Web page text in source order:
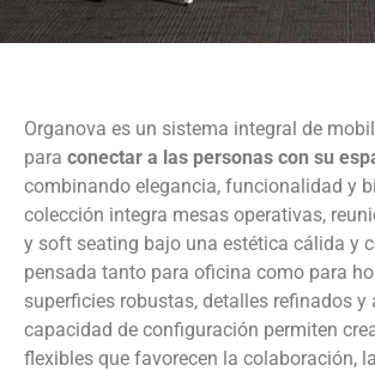
Organova es un sistema integral de
para conectar a las personas con su
combinando elegancia, funcionalidad y
colección integra mesas operativas,
y soft seating bajo una estética cálida y
pensada tanto para oficina como para
superficies robustas, detalles refinados y
capacidad de configuración permiten
flexibles que favorecen la colaboración,